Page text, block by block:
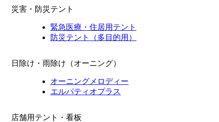
災害・防災テント
緊急医療・住居用テント
防災テント（多目的用）
日除け・雨除け（オーニング）
オーニングメロディー
エルパティオプラス
店舗用テント・看板